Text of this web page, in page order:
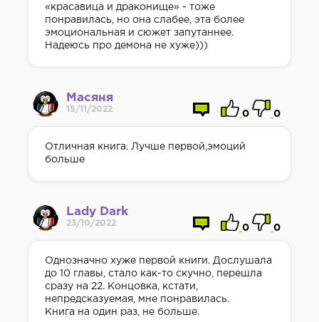
«красавица и драконище» - тоже
понравилась, но она слабее, эта более
эмоциональная и сюжет запутаннее.
Надеюсь про демона не хуже)))
Масяня
15/11/2022
0 0
Отличная книга. Лучше первой,эмоций
больше
Lady Dark
23/10/2022
0 0
Однозначно хуже первой книги. Дослушала
до 10 главы, стало как-то скучно, перешла
сразу на 22. Концовка, кстати,
непредсказуемая, мне понравилась.
Книга на один раз, не больше.